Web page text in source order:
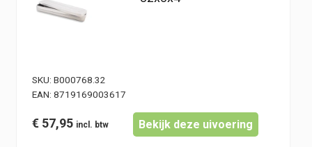
SKU: B000768.32
EAN: 8719169003617
€ 57,95 Bekijk deze uivoering